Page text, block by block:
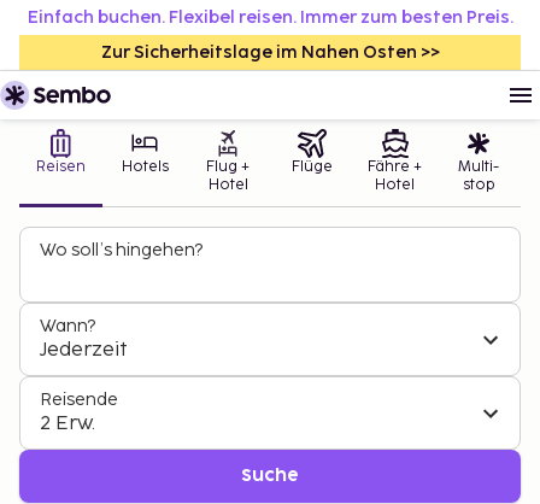
Einfach buchen. Flexibel reisen. Immer zum besten Preis.
Zur Sicherheitslage im Nahen Osten >>
Reisen Hotels
Flug +
Hotel
Flüge
Fähre +
Hotel
Multi-
stop
Wo soll’s hingehen?
Wann?
Jederzeit
Reisende
2 Erw.
Suche